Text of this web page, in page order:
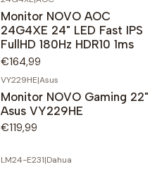
Monitor NOVO AOC
24G4XE 24" LED Fast IPS
FullHD 180Hz HDR10 1ms
€164,99
VY229HE|Asus
Monitor NOVO Gaming 22"
Asus VY229HE
€119,99
LM24-E231|Dahua